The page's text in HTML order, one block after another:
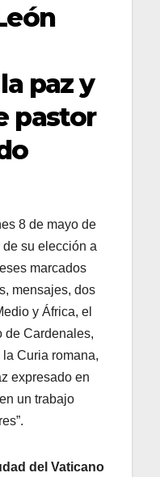
paz y
pastor
8 de mayo de
su elección a
marcados
mensajes, dos
y África, el
de Cardenales,
Curia romana,
expresado en
un trabajo
del Vaticano